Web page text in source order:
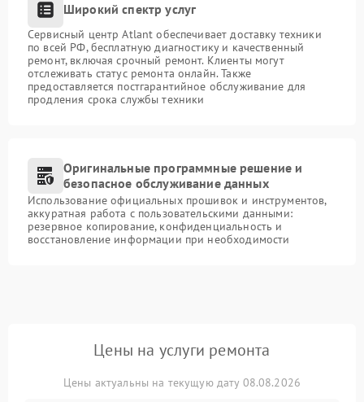
Широкий спектр услуг
Сервисный центр Atlant обеспечивает доставку техники
по всей РФ, бесплатную диагностику и качественный
ремонт, включая срочный ремонт. Клиенты могут
отслеживать статус ремонта онлайн. Также
предоставляется постгарантийное обслуживание для
продления срока службы техники
Оригинальные программные решение и
безопасное обслуживание данных
Использование официальных прошивок и инструментов,
аккуратная работа с пользовательскими данными:
резервное копирование, конфиденциальность и
восстановление информации при необходимости
Цены на услуги ремонта
Цены актуальны на текущую дату 08.08.2026